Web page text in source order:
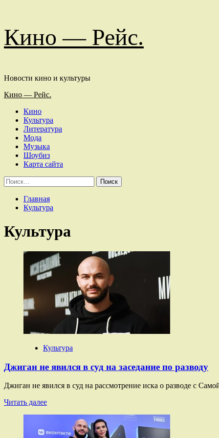
содержимому
Кино — Рейс.
Новости кино и культуры
Основное
Кино — Рейс.
Кино
Культура
Литература
Мода
Музыка
Шоубиз
Карта сайта
Найти:
Главная
Культура
Культура
Культура
Джиган не явился в суд на заседание по разводу
Джиган не явился в суд на рассмотрение иска о разводе с
Читать далееПрочитать
Джиган